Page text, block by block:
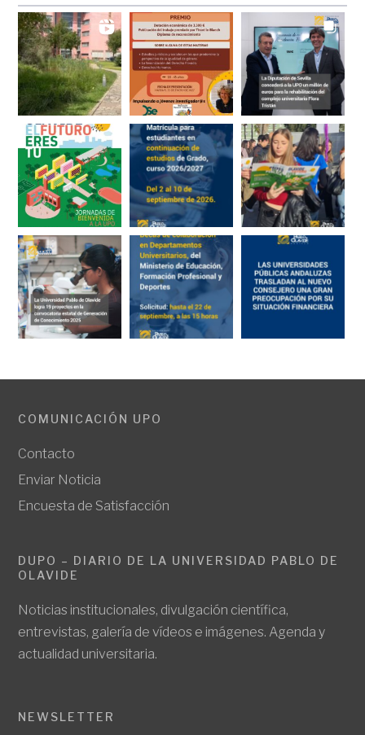
COMUNICACIÓN UPO
Contacto
Enviar Noticia
Encuesta de Satisfacción
DUPO – DIARIO DE LA UNIVERSIDAD PABLO DE
OLAVIDE
Noticias institucionales, divulgación científica,
entrevistas, galería de vídeos e imágenes. Agenda y
actualidad universitaria.
NEWSLETTER